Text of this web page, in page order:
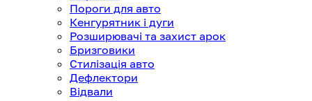
Пороги для авто
Кенгурятник і дуги
Розширювачі та захист арок
Бризговики
Стилізація авто
Дефлектори
Відвали